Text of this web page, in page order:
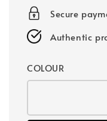
Secure
Authentic
COLOUR